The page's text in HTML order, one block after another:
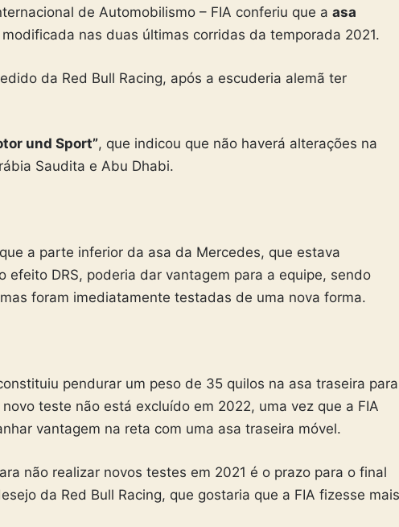
de Automobilismo – FIA conferiu que a asa
nas duas últimas corridas da temporada 2021.
da Red Bull Racing, após a escuderia alemã ter
und Sport”, que indicou que não haverá alterações na
Saudita e Abu Dhabi.
a parte inferior da asa da Mercedes, que estava
efeito DRS, poderia dar vantagem para a equipe, sendo
foram imediatamente testadas de uma nova forma.
pendurar um peso de 35 quilos na asa traseira para
teste não está excluído em 2022, uma vez que a FIA
vantagem na reta com uma asa traseira móvel.
não realizar novos testes em 2021 é o prazo para o final
da Red Bull Racing, que gostaria que a FIA fizesse mais